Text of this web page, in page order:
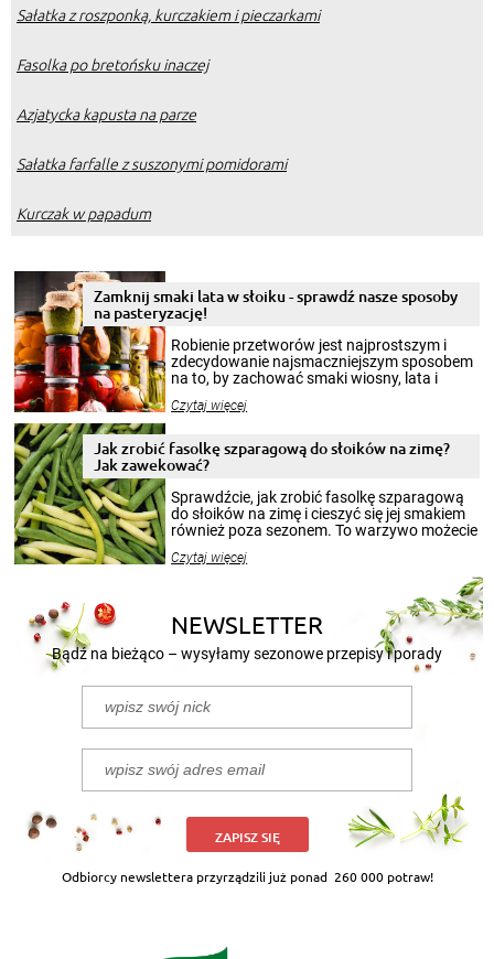
Sałatka z roszponką, kurczakiem i pieczarkami
Fasolka po bretońsku inaczej
Azjatycka kapusta na parze
Sałatka farfalle z suszonymi pomidorami
Kurczak w papadum
Zamknij smaki lata w słoiku - sprawdź nasze sposoby
na pasteryzację!
Robienie przetworów jest najprostszym i
zdecydowanie najsmaczniejszym sposobem
na to, by zachować smaki wiosny, lata i
krajobrazów, by cieszyć nimi oko w sezonie
pełni poczuć atmosferę cieplejszych
miesięcy. Przygotowanie słoików ze
patenty, które pozwolą zachować świeżość
przetworów.
Czytaj więcej
Jak zrobić fasolkę szparagową do słoików na zimę?
Jak zawekować?
Sprawdźcie, jak zrobić fasolkę szparagową
do słoików na zimę i cieszyć się jej smakiem
również poza sezonem. To warzywo możecie
nasze propozycje!
Czytaj więcej
NEWSLETTER
Bądź na bieżąco – wysyłamy sezonowe przepisy i porady
ZAPISZ SIĘ
Odbiorcy newslettera przyrządzili już ponad 260 000 potraw!